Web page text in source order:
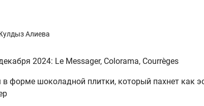
Алиева
2024: Le Messager, Colorama, Courrèges
форме шоколадной плитки, который пахнет как